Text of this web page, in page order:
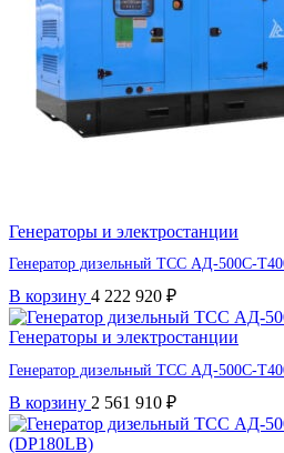
Генераторы и электростанции
Генератор дизельный ТСС АД-500С-
В корзину 4 222 920 ₽
Генераторы и электростанции
Генератор дизельный ТСС АД-500С-
В корзину 2 561 910 ₽